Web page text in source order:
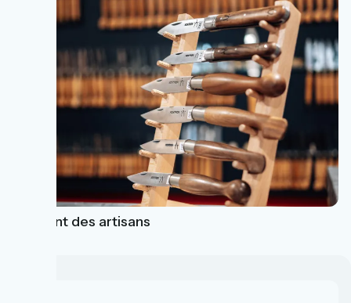
Le chant des artisans